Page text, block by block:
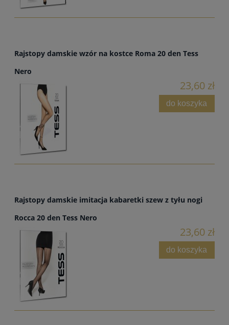
Rajstopy damskie wzór na kostce Roma 20 den Tess
Nero
23,60 zł
do koszyka
Rajstopy damskie imitacja kabaretki szew z tyłu nogi
Rocca 20 den Tess Nero
23,60 zł
do koszyka